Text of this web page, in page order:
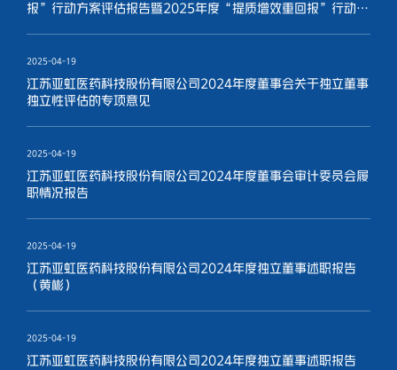
报”行动方案评估报告暨2025年度“提质增效重回报”行动方
2025-04-19
江苏亚虹医药科技股份有限公司2024年度董事会关于独立董事
独立性评估的专项意见
2025-04-19
江苏亚虹医药科技股份有限公司2024年度董事会审计委员会履
职情况报告
2025-04-19
江苏亚虹医药科技股份有限公司2024年度独立董事述职报告
（黄彬）
2025-04-19
江苏亚虹医药科技股份有限公司2024年度独立董事述职报告